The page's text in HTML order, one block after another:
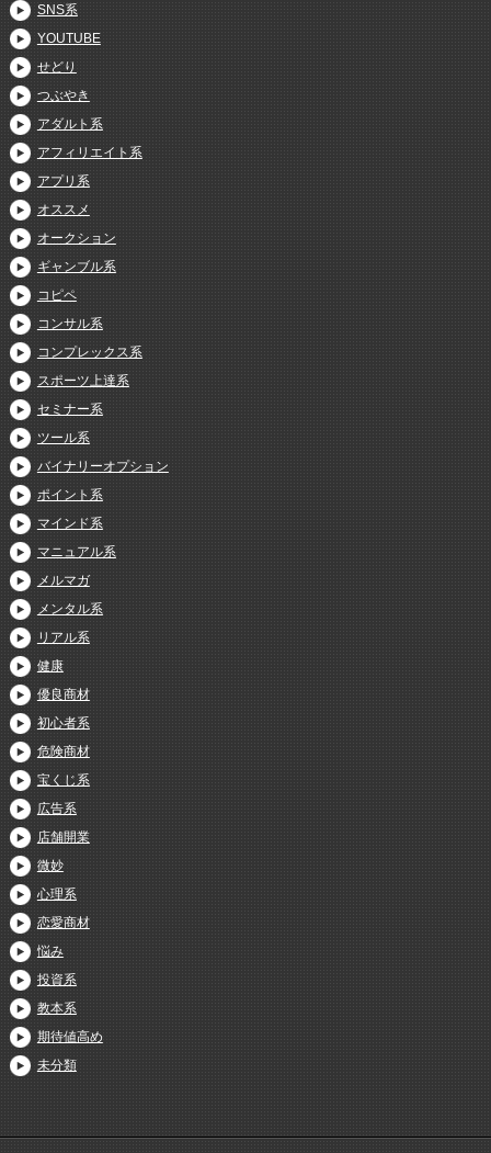
SNS系
YOUTUBE
せどり
つぶやき
アダルト系
アフィリエイト系
アプリ系
オススメ
オークション
ギャンブル系
コピペ
コンサル系
コンプレックス系
スポーツ上達系
セミナー系
ツール系
バイナリーオプション
ポイント系
マインド系
マニュアル系
メルマガ
メンタル系
リアル系
健康
優良商材
初心者系
危険商材
宝くじ系
広告系
店舗開業
微妙
心理系
恋愛商材
悩み
投資系
教本系
期待値高め
未分類